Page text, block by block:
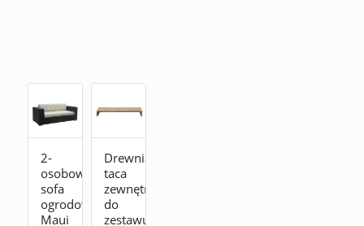
2-
osobowa
sofa
ogrodowa
Maui
Drewniana
taca
zewnętrzna
do
zestawu